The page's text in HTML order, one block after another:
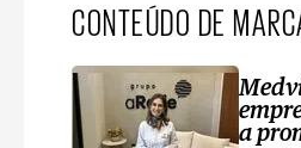
CONTEÚDO DE
a